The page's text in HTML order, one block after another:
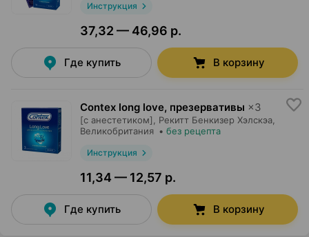
Инструкция
37,32 — 46,96 р.
Где купить В корзину
Contex long love, презервативы ×3
[с анестетиком], Рекитт Бенкизер Хэлскэа
Великобритания • без рецепта
Инструкция
11,34 — 12,57 р.
Где купить В корзину